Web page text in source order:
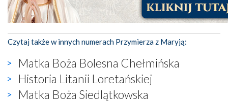
Czytaj także w innych numerach Przymierza z Maryją:
Matka Boża Bolesna Chełmińska
Historia Litanii Loretańskiej
Matka Boża Siedlątkowska